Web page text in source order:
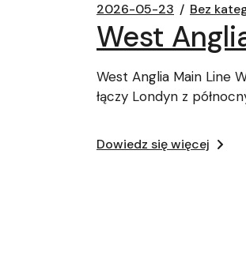
2026-05-23 Bez
West
West Anglia Main Line
łączy Londyn z
Dowiedz się więcej